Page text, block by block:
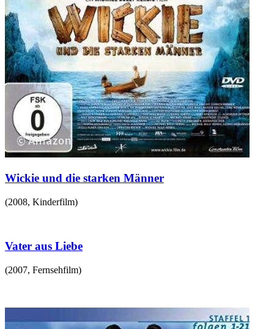
Wickie und die starken Männer
(2008, Kinderfilm)
Vater aus Liebe
(2007, Fernsehfilm)